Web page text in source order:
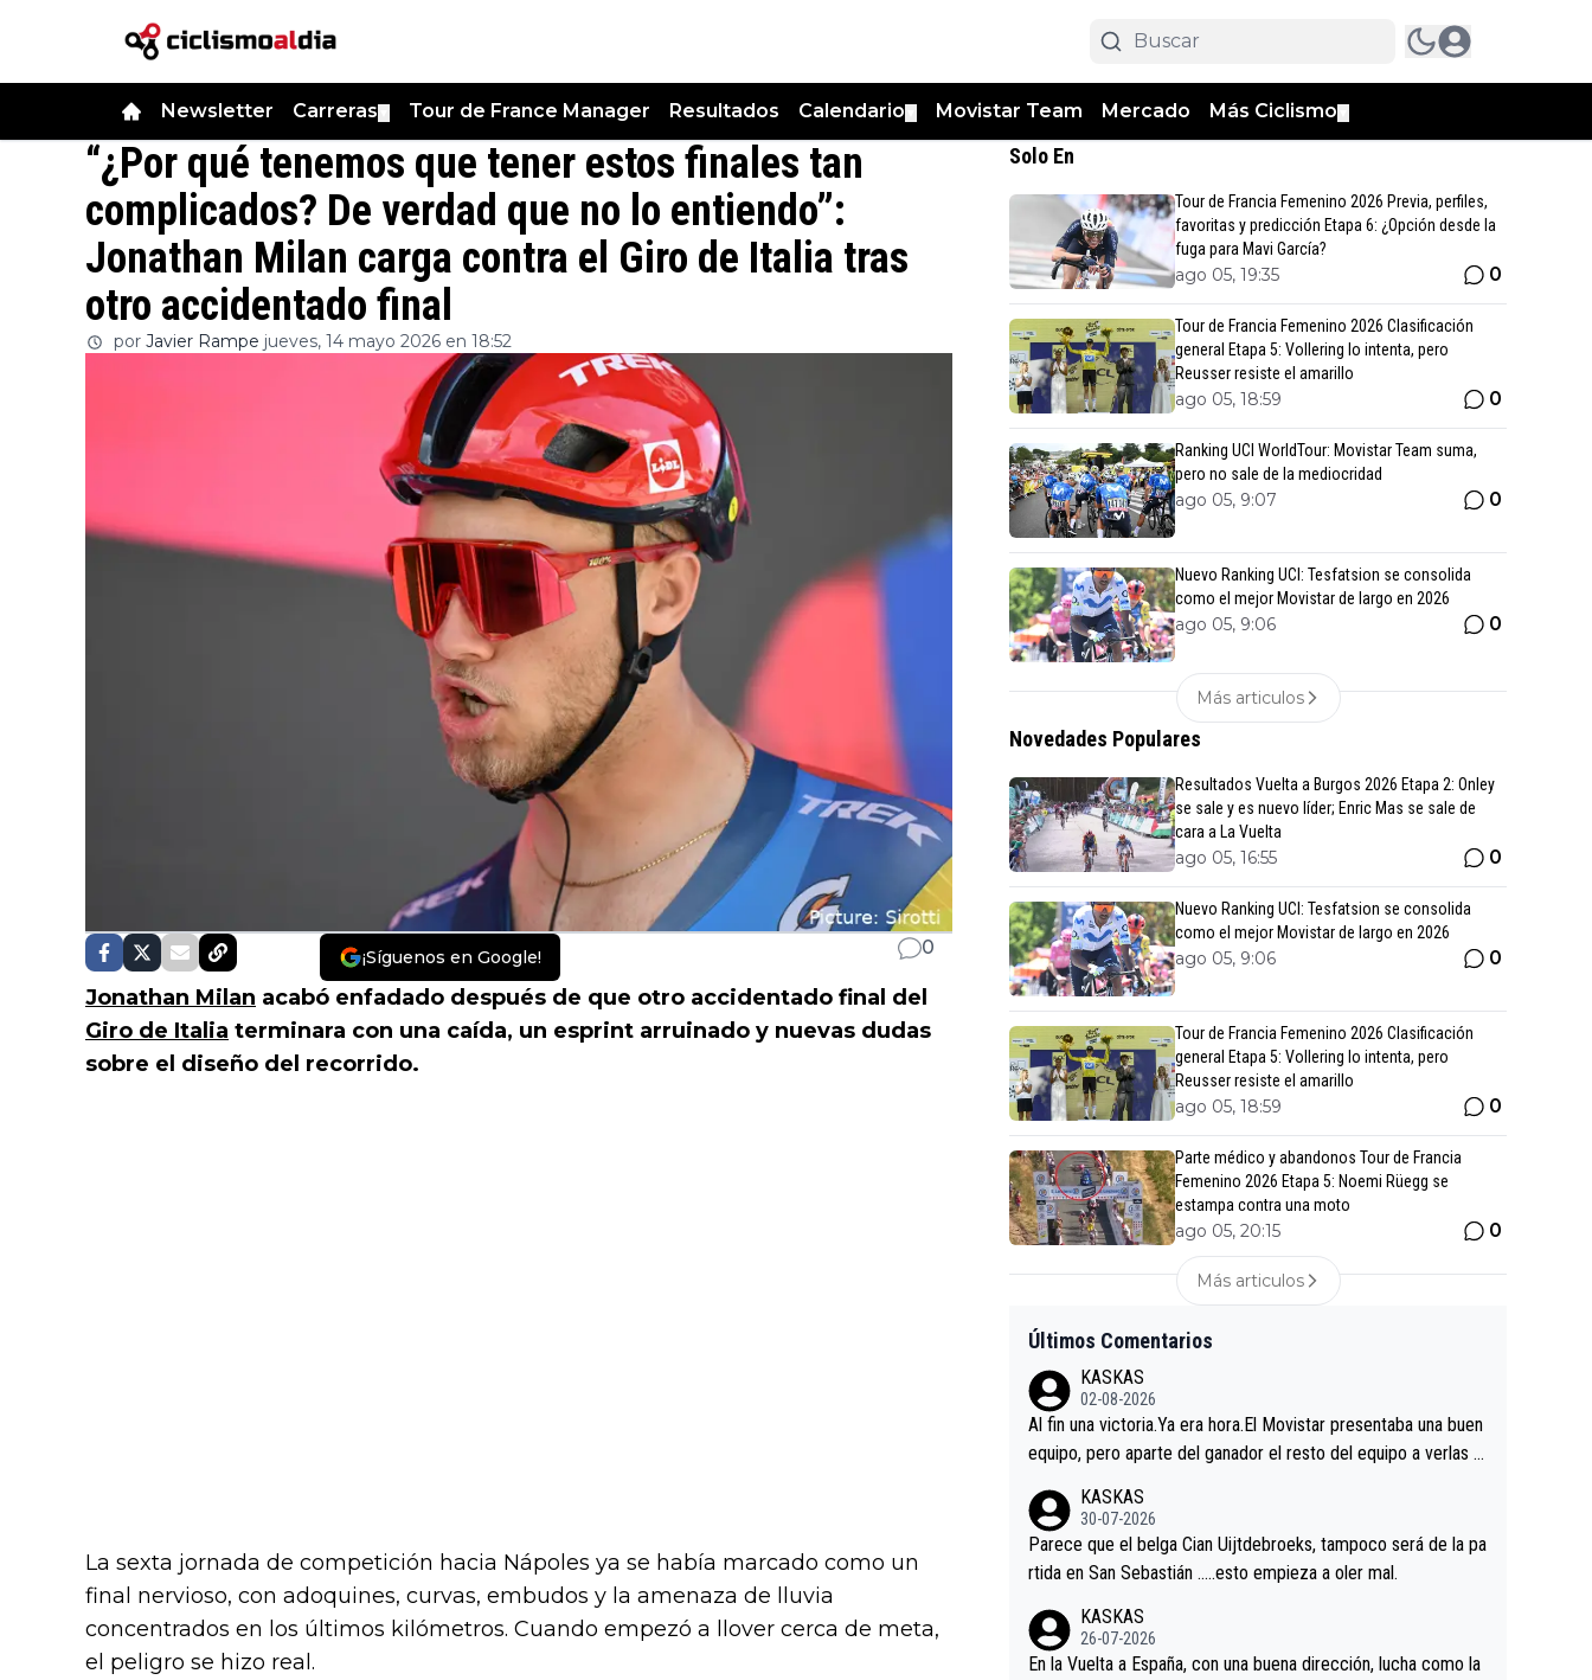
Newsletter Carreras Tour de France Manager Resultados Calendario Movistar Team Mercado Más Ciclismo
“¿Por qué tenemos que tener estos finales tan
complicados? De verdad que no lo entiendo”:
Jonathan Milan carga contra el Giro de Italia tras
otro accidentado final
por Javier Rampe jueves, 14 mayo 2026 en 18:52
¡Síguenos en Google! 0
Jonathan Milan acabó enfadado después de que otro accidentado final del
Giro de Italia terminara con una caída, un esprint arruinado y nuevas dudas
sobre el diseño del recorrido.
La sexta jornada de competición hacia Nápoles ya se había marcado como un
final nervioso, con adoquines, curvas, embudos y la amenaza de lluvia
concentrados en los últimos kilómetros. Cuando empezó a llover cerca de meta,
el peligro se hizo real.
Solo En
Tour de Francia Femenino 2026 Previa, perfiles,
favoritas y predicción Etapa 6: ¿Opción desde la
fuga para Mavi García?
ago 05, 19:35 0
Tour de Francia Femenino 2026 Clasificación
general Etapa 5: Vollering lo intenta, pero
Reusser resiste el amarillo
ago 05, 18:59 0
Ranking UCI WorldTour: Movistar Team suma,
pero no sale de la mediocridad
ago 05, 9:07 0
Nuevo Ranking UCI: Tesfatsion se consolida
como el mejor Movistar de largo en 2026
ago 05, 9:06 0
Más articulos
Novedades Populares
Resultados Vuelta a Burgos 2026 Etapa 2: Onley
se sale y es nuevo líder; Enric Mas se sale de
cara a La Vuelta
ago 05, 16:55 0
Nuevo Ranking UCI: Tesfatsion se consolida
como el mejor Movistar de largo en 2026
ago 05, 9:06 0
Tour de Francia Femenino 2026 Clasificación
general Etapa 5: Vollering lo intenta, pero
Reusser resiste el amarillo
ago 05, 18:59 0
Parte médico y abandonos Tour de Francia
Femenino 2026 Etapa 5: Noemi Rüegg se
estampa contra una moto
ago 05, 20:15 0
Más articulos
Últimos Comentarios
KASKAS
02-08-2026
Al fin una victoria.Ya era hora.El Movistar presentaba una buen
equipo, pero aparte del ganador el resto del equipo a verlas v
es.La única buena noticia es la mejoría de Enric Más en San S
ebastian.Si en la Vuelta a Burgos sigue la mejoría, podríamos t
ener alguna sorpresa en la Vuelta.Ojalá.
KASKAS
30-07-2026
Parece que el belga Cian Uijtdebroeks, tampoco será de la pa
rtida en San Sebastián …..esto empieza a oler mal.
KASKAS
26-07-2026
En la Vuelta a España, con una buena dirección, lucha como la